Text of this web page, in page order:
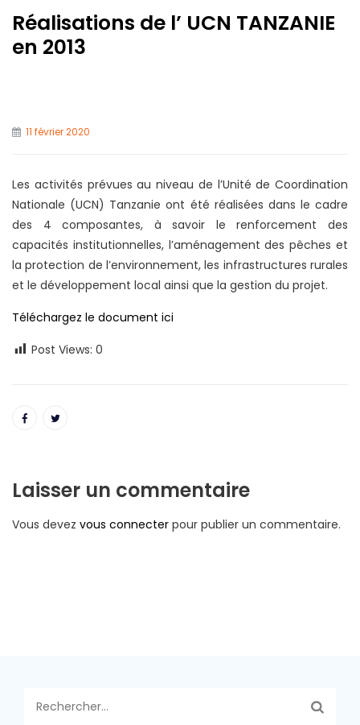
Réalisations de l’ UCN TANZANIE
en 2013
11 février 2020
Les activités prévues au niveau de l’Unité de Coordination
Nationale (UCN) Tanzanie ont été réalisées dans le cadre
des 4 composantes, à savoir le renforcement des
capacités institutionnelles, l’aménagement des pêches et
la protection de l’environnement, les infrastructures rurales
et le développement local ainsi que la gestion du projet.
Téléchargez le document ici
Post Views: 0
Laisser un commentaire
Vous devez vous connecter pour publier un commentaire.